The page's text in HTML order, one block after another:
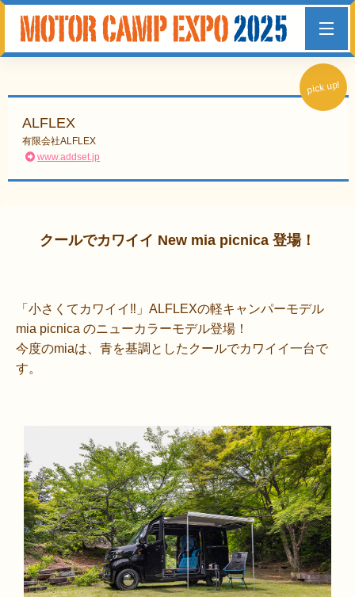
pick up!
ALFLEX
有限会社ALFLEX
www.addset.jp
クールでカワイイ New mia picnica 登場！
「小さくてカワイイ‼」ALFLEXの軽キャンパーモデル
mia picnica のニューカラーモデル登場！
今度のmiaは、青を基調としたクールでカワイイ一台で
す。